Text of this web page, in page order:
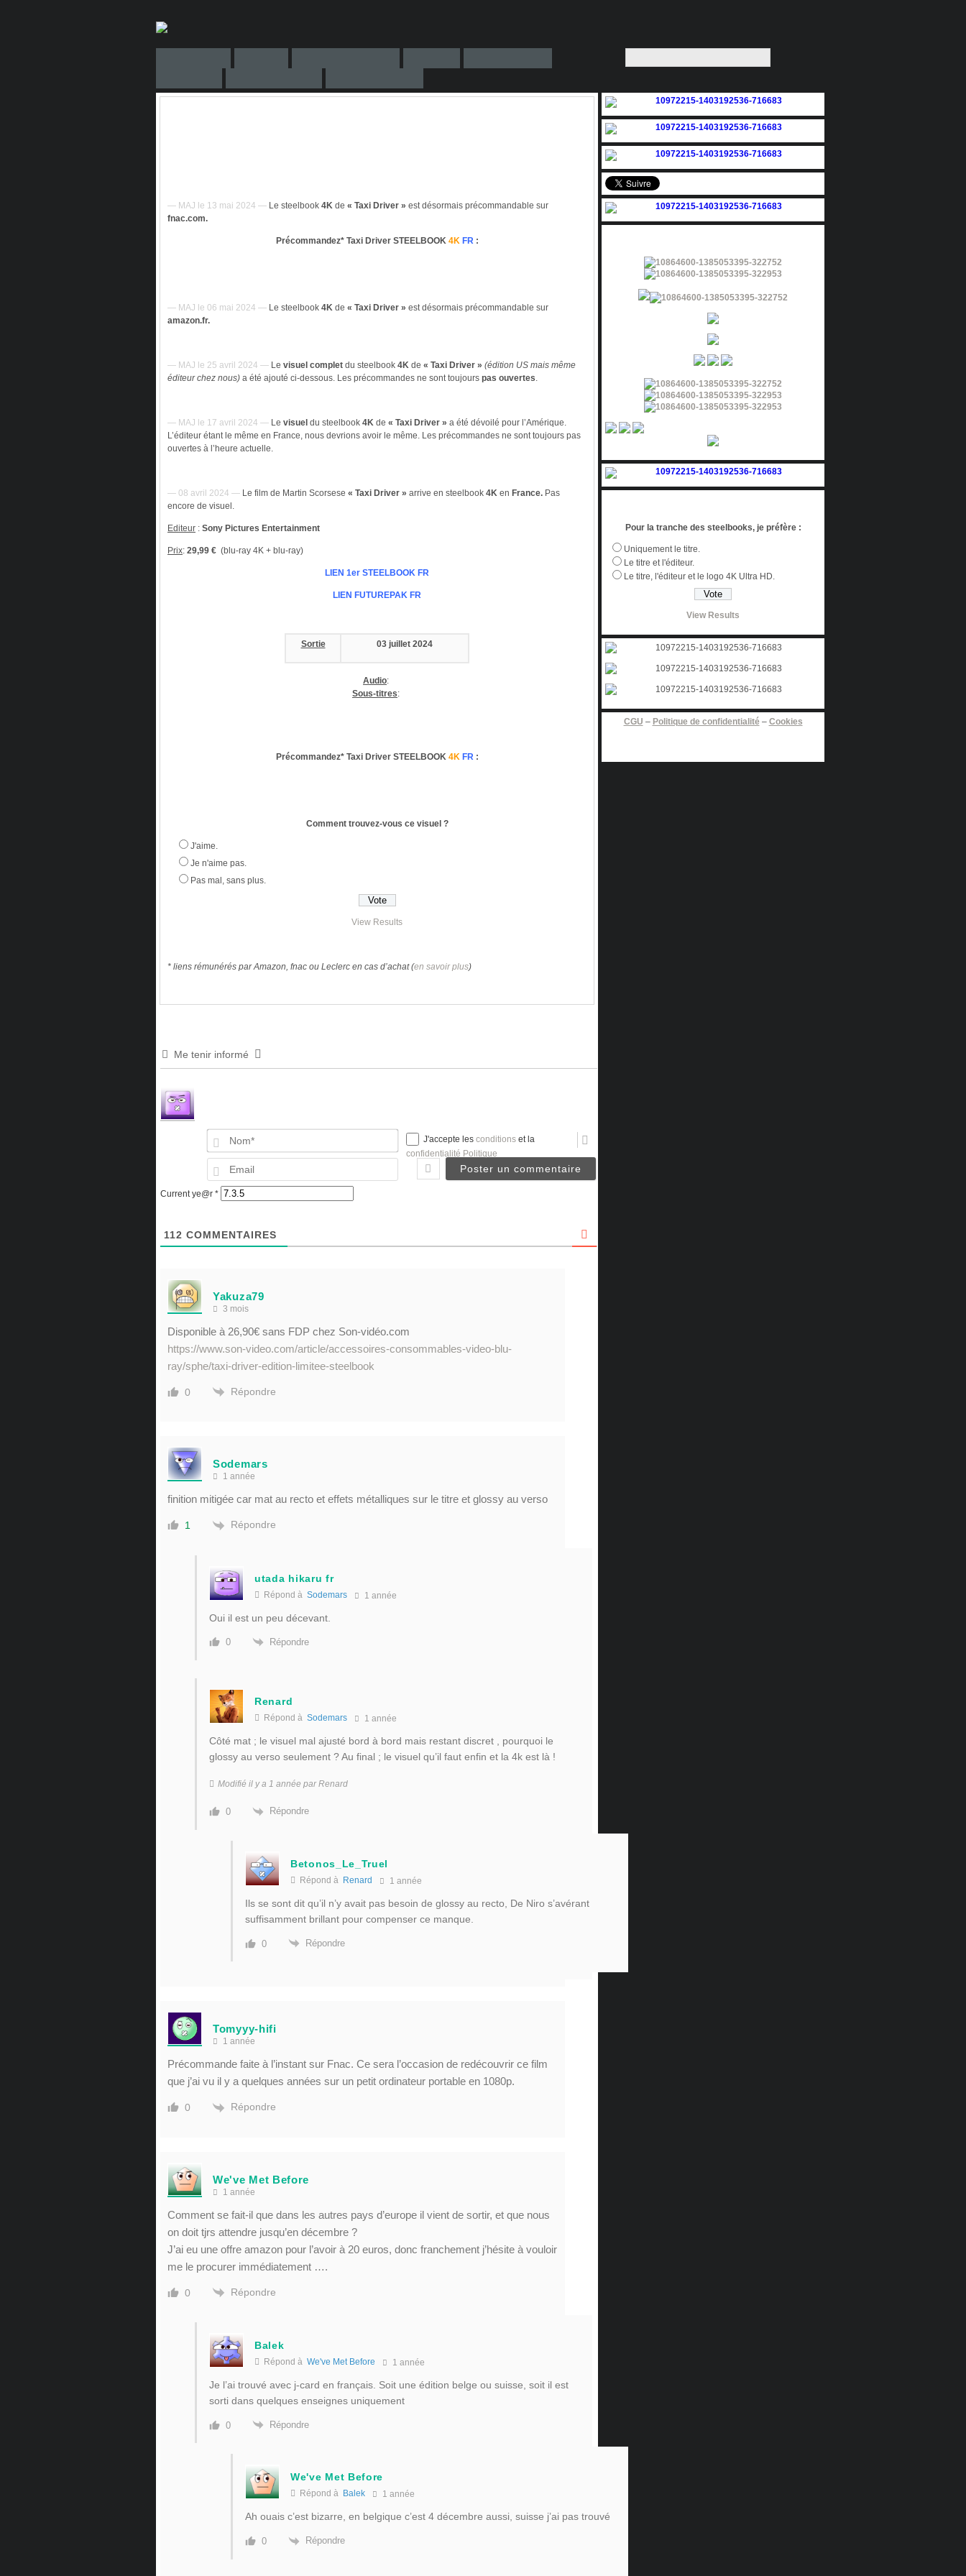
— MAJ le 13 mai 2024 — Le steelbook 4K de « Taxi Driver » est désormais précommandable sur
fnac.com.
Précommandez* Taxi Driver STEELBOOK 4KFR:
— MAJ le 06 mai 2024 — Le steelbook 4K de « Taxi Driver » est désormais précommandable sur
amazon.fr.
— MAJ le 25 avril 2024 — Le visuel complet du steelbook 4K de « Taxi Driver » (édition US mais même
éditeur chez nous) a été ajouté ci-dessous. Les précommandes ne sont toujours pas ouvertes.
— MAJ le 17 avril 2024 — Le visuel du steelbook 4K de « Taxi Driver » a été dévoilé pour l’Amérique.
L’éditeur étant le même en France, nous devrions avoir le même. Les précommandes ne sont toujours pas
ouvertes à l’heure actuelle.
— 08 avril 2024 — Le film de Martin Scorsese « Taxi Driver » arrive en steelbook 4K en France. Pas
encore de visuel.
Editeur : Sony Pictures Entertainment
Prix: 29,99 € (blu-ray 4K + blu-ray)
LIEN 1er STEELBOOK FR
LIEN FUTUREPAK FR
Sortie 03 juillet 2024
Audio:
Sous-titres:
Précommandez* Taxi Driver STEELBOOK 4KFR:
Comment trouvez-vous ce visuel ?
J'aime.
Je n'aime pas.
Pas mal, sans plus.
View Results
* liens rémunérés par Amazon, fnac ou Leclerc en cas d’achat (en savoir plus)
Me tenir informé
Nom*
J'accepte les conditions et la
confidentialité Politique
Current ye@r *
112 COMMENTAIRES
Yakuza79
3 mois
Disponible à 26,90€ sans FDP chez Son-vidéo.com
https://www.son-video.com/article/accessoires-consommables-video-blu-
ray/sphe/taxi-driver-edition-limitee-steelbook
0 Répondre
Sodemars
1 année
finition mitigée car mat au recto et effets métalliques sur le titre et glossy au verso
1 Répondre
utada hikaru fr
Répond à Sodemars 1 année
Oui il est un peu décevant.
0 Répondre
Renard
Répond à Sodemars 1 année
Côté mat ; le visuel mal ajusté bord à bord mais restant discret , pourquoi le
glossy au verso seulement ? Au final ; le visuel qu’il faut enfin et la 4k est là !
Modifié il y a 1 année par Renard
0 Répondre
Betonos_Le_Truel
Répond à Renard 1 année
Ils se sont dit qu’il n’y avait pas besoin de glossy au recto, De Niro s’avérant
suffisamment brillant pour compenser ce manque.
0 Répondre
Tomyyy-hifi
1 année
Précommande faite à l’instant sur Fnac. Ce sera l’occasion de redécouvrir ce film
que j’ai vu il y a quelques années sur un petit ordinateur portable en 1080p.
0 Répondre
We've Met Before
1 année
Comment se fait-il que dans les autres pays d’europe il vient de sortir, et que nous
on doit tjrs attendre jusqu’en décembre ?
J’ai eu une offre amazon pour l’avoir à 20 euros, donc franchement j’hésite à vouloir
me le procurer immédiatement ….
0 Répondre
Balek
Répond à We've Met Before 1 année
Je l’ai trouvé avec j-card en français. Soit une édition belge ou suisse, soit il est
sorti dans quelques enseignes uniquement
0 Répondre
We've Met Before
Répond à Balek 1 année
Ah ouais c’est bizarre, en belgique c’est 4 décembre aussi, suisse j’ai pas trouvé
0 Répondre
Pour la tranche des steelbooks, je préfère :
Uniquement le titre.
Le titre et l'éditeur.
Le titre, l'éditeur et le logo 4K Ultra HD.
View Results
CGU – Politique de confidentialité – Cookies